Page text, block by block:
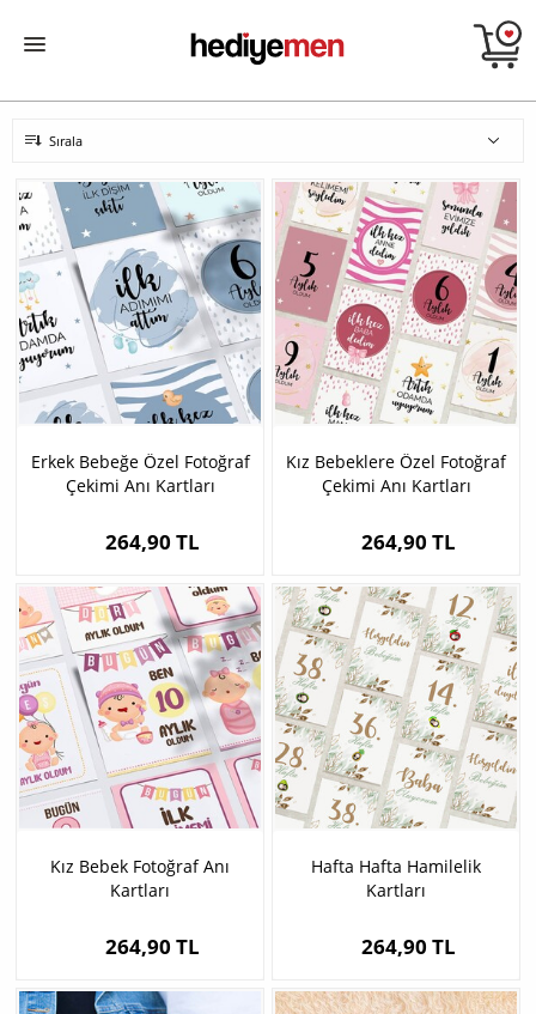
Sırala
Erkek Bebeğe Özel Fotoğraf
Çekimi Anı Kartları
264,90 TL
Kız Bebeklere Özel Fotoğraf
Çekimi Anı Kartları
264,90 TL
Kız Bebek Fotoğraf Anı
Kartları
264,90 TL
Hafta Hafta Hamilelik
Kartları
264,90 TL